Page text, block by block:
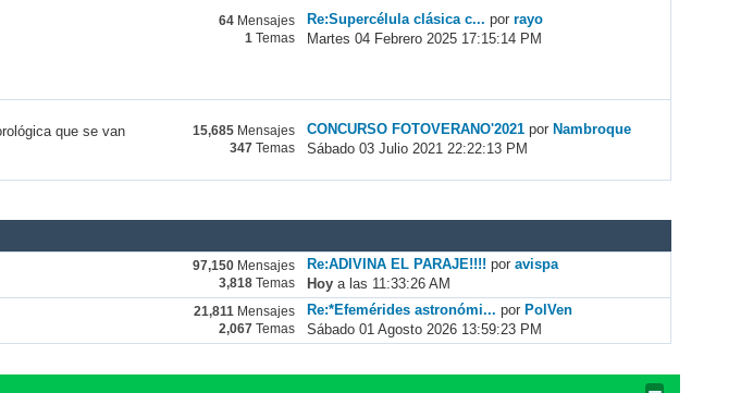
64 Mensajes
1 Temas
Re:Supercélula clásica c... porrayo
Martes 04 Febrero 2025 17:15:14 PM
que se van
15,685 Mensajes
347
Temas
CONCURSO FOTOVERANO'2021 por Nambroque
Sábado 03 Julio 2021 22:22:13 PM
97,150 Mensajes
3,818 Temas
Re:ADIVINA EL PARAJE!!!! poravispa
Hoy a las 11:33:26 AM
21,811 Mensajes
2,067
Temas
Re:*Efemérides astronómi... por PolVen
Sábado 01 Agosto 2026 13:59:23 PM